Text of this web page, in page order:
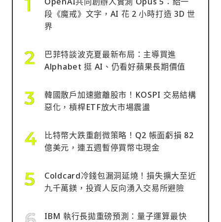
段《魔戒》文字，AI 花 2 小時打造 3D 世
界
巴菲特談波克夏最新布局：主導買進
Alphabet 挺 AI、仍看好蘋果長期價值
韓國散戶加速撤離股市！KOSPI 交易結構
惡化，槓桿ETF放大市場震盪
比特幣大跌重創微策略！Q2 帳面虧損 82
億美元，連五週暫停買幣屯現金
Coldcard冷錢包漏洞延燒！損失擴大至近
九千萬鎂，投資人反向湧入交易所避險
IBM 執行長拋重磅預測：量子運算最快